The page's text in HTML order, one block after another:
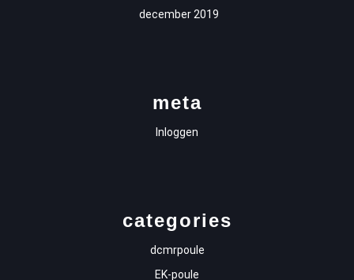
december 2019
meta
Inloggen
categories
dcmrpoule
EK-poule